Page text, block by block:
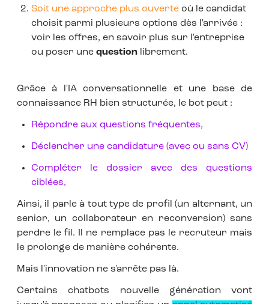
Soit une approche plus ouverte où le candidat
choisit parmi plusieurs options dès l'arrivée :
voir les offres, en savoir plus sur l'entreprise
ou poser une questionlibrement.
Grâce à l'IA conversationnelle et une base de
connaissance RH bien structurée, le bot peut :
Répondre aux questions fréquentes,
Déclencher une candidature (avec ou sans CV)
Compléter le dossier avec des questions
ciblées,
Ainsi, il parle à tout type de profil (un alternant, un
senior, un collaborateur en reconversion) sans
perdre le fil. Il ne remplace pas le recruteur mais
le prolonge de manière cohérente.
Mais l'innovation ne s'arrête pas là.
Certains chatbots nouvelle génération vont